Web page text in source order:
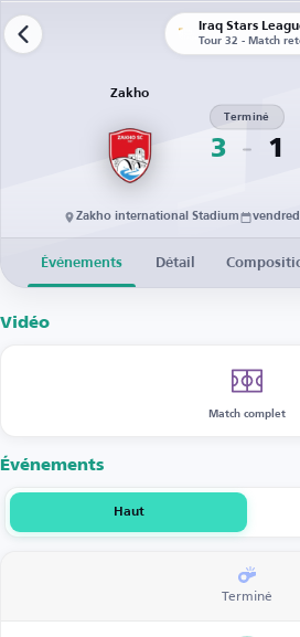
Iraq Stars
Tour 32 - Match
Zakho
3
Terminé
1
Zakho international Stadium
Événements Détail
Vidéo
Match complet
Événements
Haut
Terminé